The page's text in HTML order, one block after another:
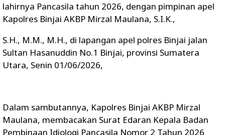
lahirnya Pancasila tahun 2026, dengan pimpinan apel
Kapolres Binjai AKBP Mirzal Maulana, S.I.K.,
S.H., M.M., M.H., di lapangan apel polres Binjai jalan
Sultan Hasanuddin No.1 Binjai, provinsi Sumatera
Utara, Senin 01/06/2026,
Dalam sambutannya, Kapolres Binjai AKBP Mirzal
Maulana, membacakan Surat Edaran Kepala Badan
Pembinaan Idiologi Pancasila Nomor 2 Tahun 2026